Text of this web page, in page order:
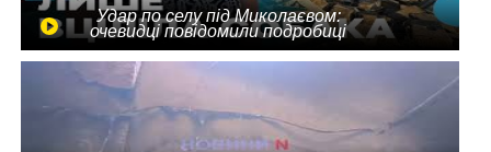
Удар по селу під Миколаєвом:
очевидці повідомили подробиці